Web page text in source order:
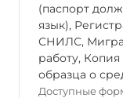
(паспорт
язык),
СНИЛС,
работу,
образца о
Доступные